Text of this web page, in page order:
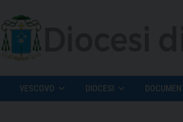
to
content
VESCOVO DIOCESI